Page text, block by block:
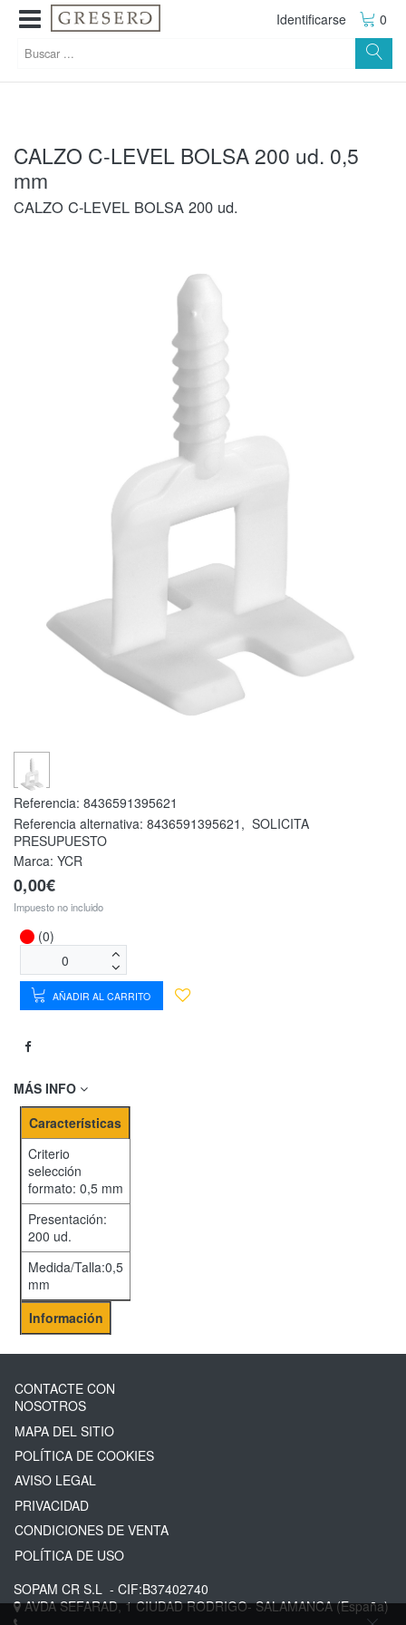
Identificarse 0
CALZO C-LEVEL BOLSA 200 ud. 0,5
mm
CALZO C-LEVEL BOLSA 200 ud.
Referencia: 8436591395621
Referencia alternativa: 8436591395621 , SOLICITA
PRESUPUESTO
Marca: YCR
0,00€
Impuesto no incluido
(0)
AÑADIR AL CARRITO
MÁS INFO
Características
Criterio
selección
formato: 0,5 mm
Presentación:
200 ud.
Medida/Talla:0,5
mm
Información
CONTACTE CON
NOSOTROS
MAPA DEL SITIO
POLÍTICA DE COOKIES
AVISO LEGAL
PRIVACIDAD
CONDICIONES DE VENTA
POLÍTICA DE USO
SOPAM CR S.L - CIF:B37402740
AVDA SEFARAD, 1CIUDAD RODRIGO-SALAMANCA(España)